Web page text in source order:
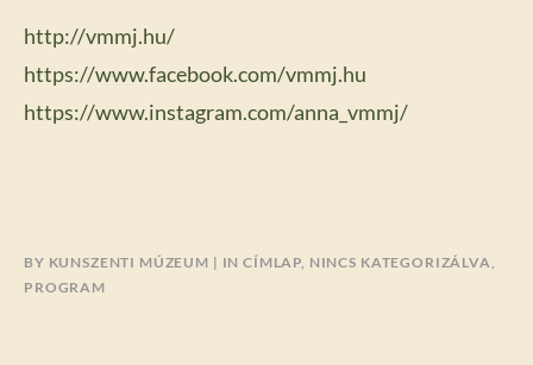
http://vmmj.hu/
https://www.facebook.com/vmmj.hu
https://www.instagram.com/anna_vmmj/
BY KUNSZENTI MÚZEUM INCÍMLAP, NINCS KATEGORIZÁLVA,
PROGRAM